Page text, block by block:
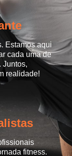
Estamos aqui
cada uma de
Juntos,
realidade!
fitness.